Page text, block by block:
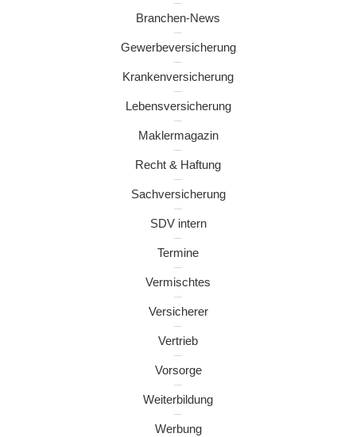
Branchen-News
Gewerbeversicherung
Krankenversicherung
Lebensversicherung
Maklermagazin
Recht & Haftung
Sachversicherung
SDV intern
Termine
Vermischtes
Versicherer
Vertrieb
Vorsorge
Weiterbildung
Werbung